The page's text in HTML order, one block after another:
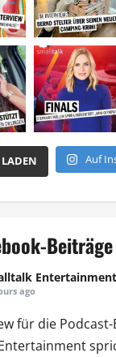
Auf
Beiträge
Entertainment
ago
für die